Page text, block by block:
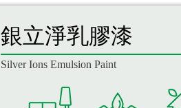
銀立淨乳膠漆
Silver Ions Emulsion Paint